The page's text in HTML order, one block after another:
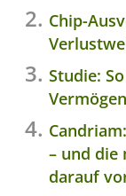
Chip-
Studie:
– und die
darauf